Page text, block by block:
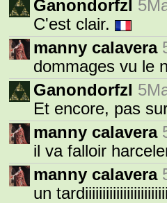
Ganondorfzl
C'est clair.
manny calavera
dommages vu le
Ganondorfzl
Et encore, pas
manny calavera
il va falloir
manny calavera
un